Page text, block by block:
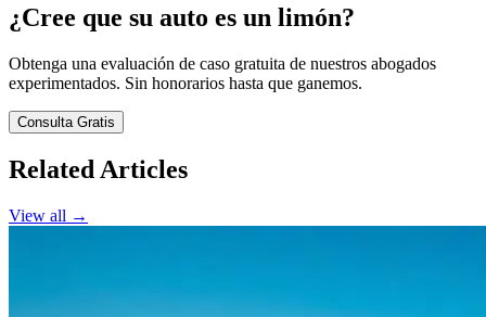
¿Cree que su auto es un limón?
Obtenga una evaluación de caso gratuita de nuestros abogados
experimentados. Sin honorarios hasta que ganemos.
Consulta Gratis
Related Articles
View all →